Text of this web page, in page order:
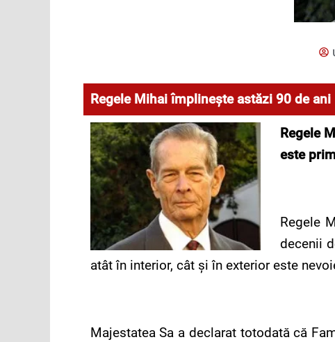
Regele Mihai împlineşte astăzi 90 de ani
Regele
este
Regele
decenii
atât în interior, cât şi în exterior este
Majestatea Sa a declarat totodată că